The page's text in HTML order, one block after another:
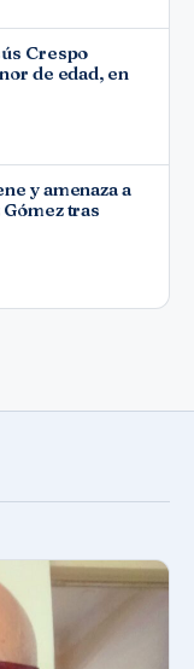
Crespo
de edad, en
y amenaza a
tras